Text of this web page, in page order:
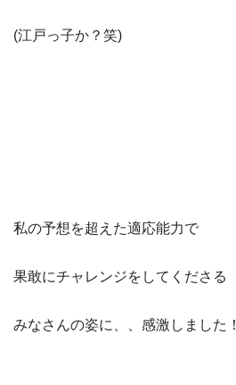
(江戸っ子か？笑)
私の予想を超えた適応能力で
果敢にチャレンジをしてくださる
みなさんの姿に、、感激しました！